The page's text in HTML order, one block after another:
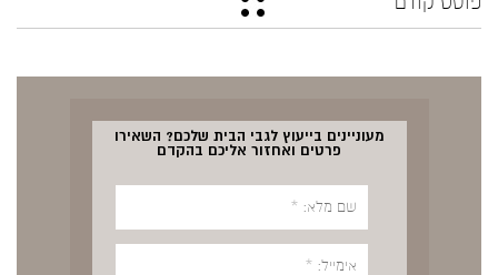
מעוניינים בייעוץ לגבי הבית שלכם? השאירו
פרטים ואחזור אליכם בהקדם